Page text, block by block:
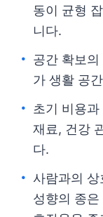
동이 균형
니다.
공간 확보
가 생활 공
초기 비용
재료, 건강
다.
사람과의
성향의 종